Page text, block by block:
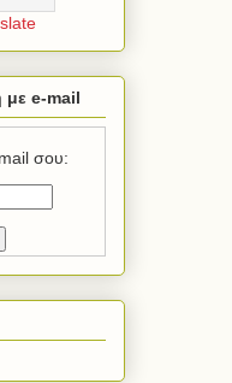
με e-mail
σου: